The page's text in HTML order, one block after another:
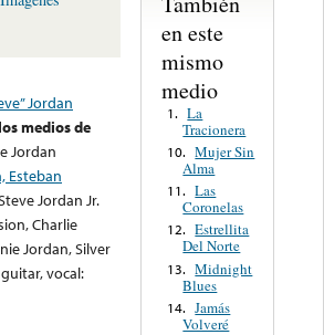
Jordan
medios de
Jordan
Esteban
Jordan Jr.
Charlie
Jordan, Silver
vocal:
en este
mismo
medio
1. La
Tracionera
10. Mujer Sin
Alma
11. Las
Coronelas
12. Estrellita
Del Norte
13. Midnight
Blues
14. Jamás
Volveré